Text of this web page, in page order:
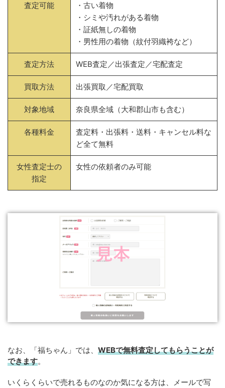
査定可能
・古い着物
・シミや汚れがある着物
・証紙無しの着物
・男性用の着物（紋付羽織袴など）
査定方法 WEB査定／出張査定／宅配査定
買取方法 出張買取／宅配買取
対象地域 奈良県全域（大和郡山市も含む）
各種料金
査定料・出張料・送料・キャンセル料な
ど全て無料
女性査定士の
指定
女性の依頼者のみ可能
なお、「福ちゃん」では、 WEBで無料査定してもらうことが
できます。
いくらくらいで売れるものなのか気になる方は、メールで写